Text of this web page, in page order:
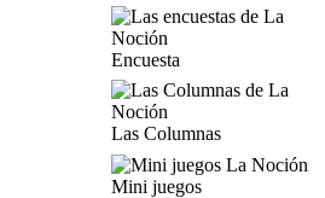
Encuesta
Las Columnas
Mini juegos